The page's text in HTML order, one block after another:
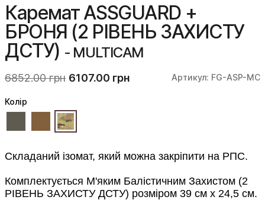
Каремат ASSGUARD +
БРОНЯ (2 РІВЕНЬ ЗАХИСТУ
ДСТУ) - MULTICAM
6852.00 грн 6107.00 грн Артикул: FG-ASP-MC
Складаний ізомат, який можна закріпити на РПС.
Комплектується М'яким Балістичним Захистом (2
РІВЕНЬ ЗАХИСТУ ДСТУ) розміром 39 см х 24,5 см.
Колiр